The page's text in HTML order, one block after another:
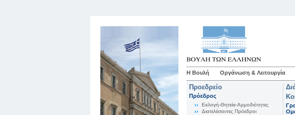
Η Βουλή Οργάνωση & Λειτουργία
Προεδρείο
Πρόεδρος
Εκλογή-Θητεία-Αρμοδιότητες
Διατελέσαντες Πρόεδροι